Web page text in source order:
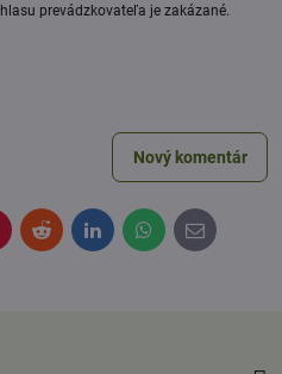
prevádzkovateľa je zakázané.
Nový komentár
RedditLinkedInWhatsApp
E-
mail